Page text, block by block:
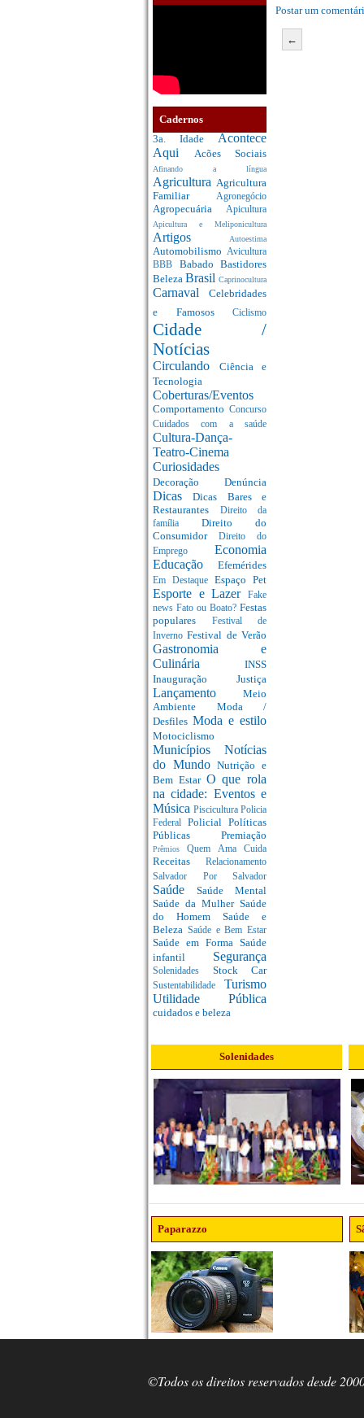
Cadernos
3a. Idade Acontece
Aqui Acões Sociais
Afinando a língua
Agricultura Agricultura
Familiar Agronegócio
Agropecuária Apicultura
Apicultura e Meliponicultura
Artigos Autoestima
Automobilismo Avicultura
BBB Babado Bastidores
Beleza Brasil Caprinocultura
Carnaval Celebridades
e Famosos Ciclismo
Cidade /
Notícias
Circulando Ciência e
Tecnologia
Coberturas/Eventos
Comportamento Concurso
Cuidados com a saúde
Cultura-Dança-
Teatro-Cinema
Curiosidades
Decoração Denúncia
DicasDicas Bares e
Restaurantes
Direito da
família Direito do
Consumidor Direito do
Emprego Economia
Educação Efemérides
Em Destaque Espaço Pet
Esporte e Lazer
Fake
news Fato ou Boato? Festas
populares
Festival de
InvernoFestival de Verão
Gastronomia e
Culinária INSS
Inauguração Justiça
Lançamento Meio
Ambiente Moda /
Desfiles Moda e estilo
Motociclismo
Municípios Notícias
do MundoNutrição e
Bem Estar O que rola
na cidade: Eventos e
Música Piscicultura Policia
Federal Policial Políticas
Públicas Premiação
PrêmiosQuem Ama Cuida
Receitas Relacionamento
Salvador Por Salvador
Saúde Saúde Mental
Saúde da Mulher Saúde
do Homem Saúde e
Beleza Saúde e Bem Estar
Saúde em Forma Saúde
infantil Segurança
Solenidades Stock Car
Sustentabilidade Turismo
Utilidade Pública
cuidados e beleza
Postar um
←
Solenidades
Paparazzo
©Todos os direitos reservados desde